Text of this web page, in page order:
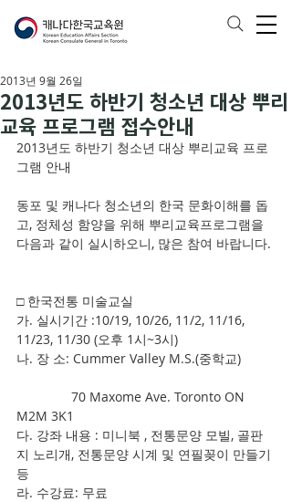
2013년도 하반기 청소년 대상 뿌리
교육 프로그램 접수안내
2013년 9월 26일
2013년도 하반기 청소년 대상 뿌리교육 프로
그램 안내
동포 및 캐나다 청소년의 한국 문화이해를 돕
고, 정체성 함양을 위해 뿌리교육프로그램을
다음과 같이 실시하오니, 많은 참여 바랍니다.
□ 한국전통 미술교실
가. 실시기간 :10/19, 10/26, 11/2, 11/16,
11/23, 11/30 (오후 1시~3시)
나. 장 소: Cummer Valley M.S.(중학교)
M2M 3K1
다. 강좌 내용 : 미니북 , 전통문양 모빌, 골판
지 노리개, 전통문양 시계 및 연필꽂이 만들기
등
라. 수강료: 무료